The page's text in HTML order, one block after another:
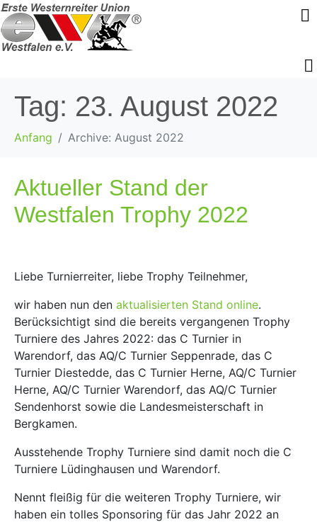
Tag: 23. August 2022
Anfang Archive: August 2022
Aktueller Stand der
Westfalen Trophy 2022
Liebe Turnierreiter, liebe Trophy Teilnehmer,
wir haben nun den aktualisierten Stand online.
Berücksichtigt sind die bereits vergangenen Trophy
Turniere des Jahres 2022: das C Turnier in
Warendorf, das AQ/C Turnier Seppenrade, das C
Turnier Diestedde, das C Turnier Herne, AQ/C Turnier
Herne, AQ/C Turnier Warendorf, das AQ/C Turnier
Sendenhorst sowie die Landesmeisterschaft in
Bergkamen.
Ausstehende Trophy Turniere sind damit noch die C
Turniere Lüdinghausen und Warendorf.
Nennt fleißig für die weiteren Trophy Turniere, wir
haben ein tolles Sponsoring für das Jahr 2022 an